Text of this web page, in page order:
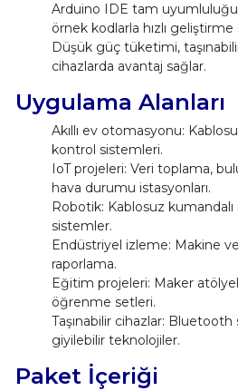
Arduino IDE tam
örnek kodlarla hızlı geliştirme
Düşük güç tüketimi,
cihazlarda avantaj sağlar.
Uygulama Alanları
Akıllı ev otomasyonu:
kontrol sistemleri.
IoT projeleri: Veri toplama,
hava durumu istasyonları.
Robotik: Kablosuz
sistemler.
Endüstriyel izleme: Makine
raporlama.
Eğitim projeleri: Maker
öğrenme setleri.
Taşınabilir cihazlar: Bluetooth
giyilebilir teknolojiler.
Paket İçeriği